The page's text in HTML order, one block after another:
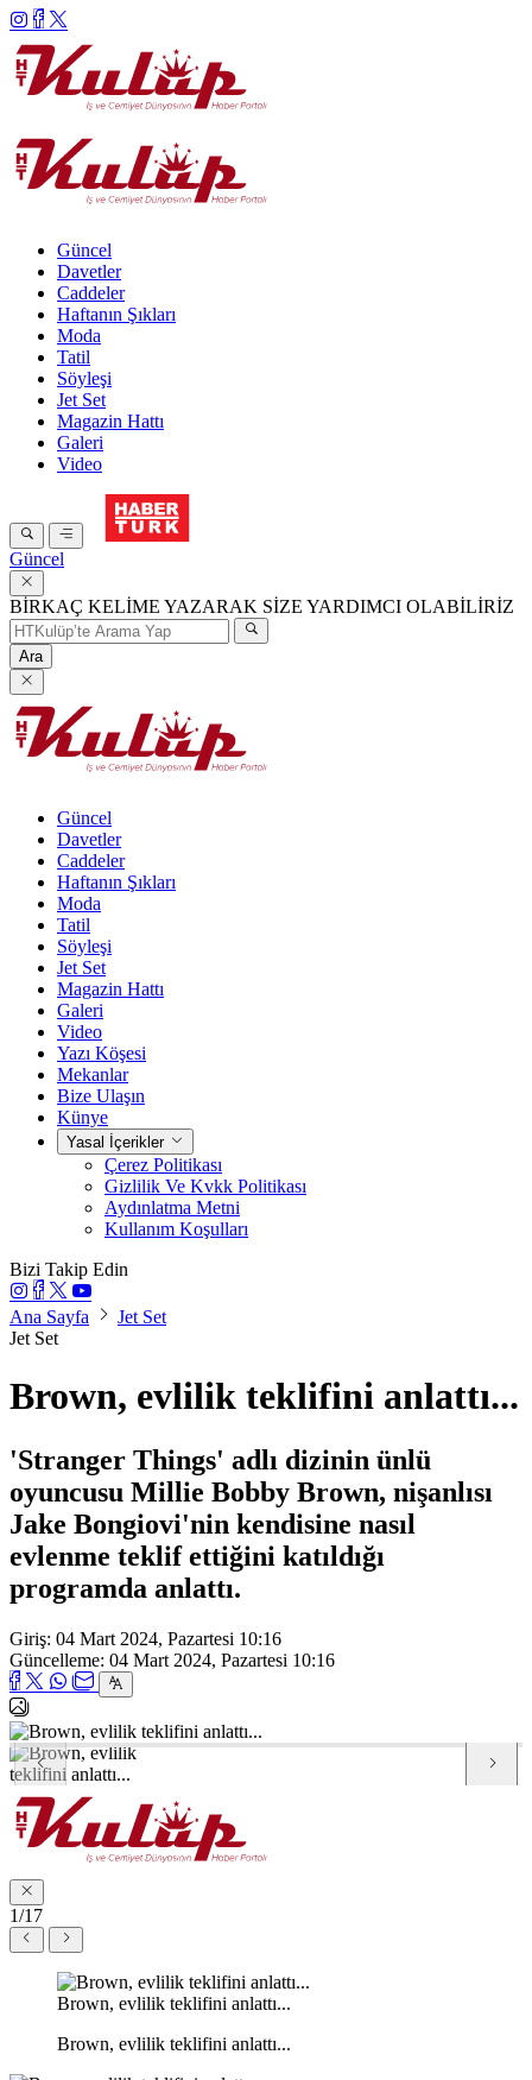
Güncel
Davetler
Caddeler
Haftanın Şıkları
Moda
Tatil
Söyleşi
Jet Set
Magazin Hattı
Galeri
Video
Güncel
BİRKAÇ KELİME YAZARAK SİZE YARDIMCI OLABİLİRİZ
Ara
Güncel
Davetler
Caddeler
Haftanın Şıkları
Moda
Tatil
Söyleşi
Jet Set
Magazin Hattı
Galeri
Video
Yazı Köşesi
Mekanlar
Bize Ulaşın
Künye
Yasal İçerikler
Çerez Politikası
Gizlilik Ve Kvkk Politikası
Aydınlatma Metni
Kullanım Koşulları
Bizi Takip Edin
Ana Sayfa
Jet Set
Jet Set
Brown, evlilik teklifini anlattı...
'Stranger Things' adlı dizinin ünlü
oyuncusu Millie Bobby Brown, nişanlısı
Jake Bongiovi'nin kendisine nasıl
evlenme teklif ettiğini katıldığı
programda anlattı.
Giriş: 04 Mart 2024, Pazartesi 10:16
Güncelleme: 04 Mart 2024, Pazartesi 10:16
1/17
Brown, evlilik teklifini anlattı...
Brown, evlilik teklifini anlattı...